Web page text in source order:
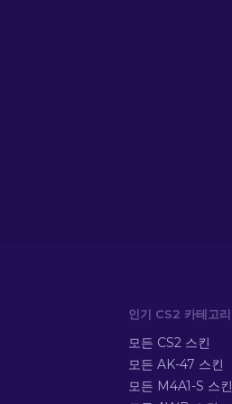
인기 CS2 카테고리
모든 CS2 스킨
모든 AK-47 스킨
모든 M4A1-S 스킨